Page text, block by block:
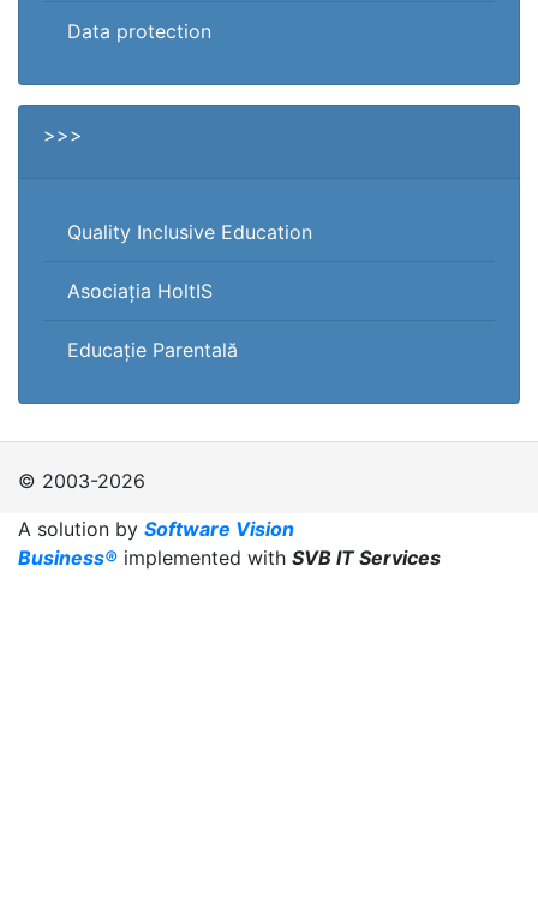
Data protection
>>>
Quality Inclusive Education
Asociația HoltIS
Educație Parentală
© 2003-2026
A solution by Software Vision
Business® implemented with SVB IT Services